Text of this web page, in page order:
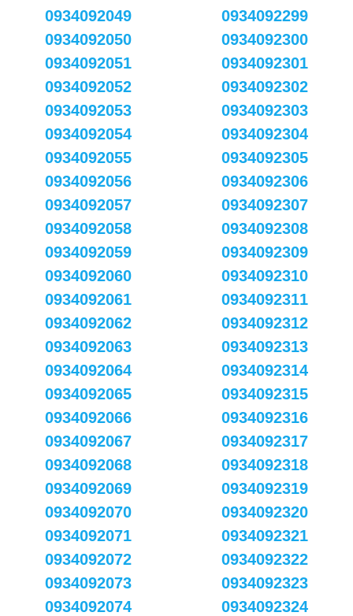
0934092049
0934092050
0934092051
0934092052
0934092053
0934092054
0934092055
0934092056
0934092057
0934092058
0934092059
0934092060
0934092061
0934092062
0934092063
0934092064
0934092065
0934092066
0934092067
0934092068
0934092069
0934092070
0934092071
0934092072
0934092073
0934092074
0934092299
0934092300
0934092301
0934092302
0934092303
0934092304
0934092305
0934092306
0934092307
0934092308
0934092309
0934092310
0934092311
0934092312
0934092313
0934092314
0934092315
0934092316
0934092317
0934092318
0934092319
0934092320
0934092321
0934092322
0934092323
0934092324